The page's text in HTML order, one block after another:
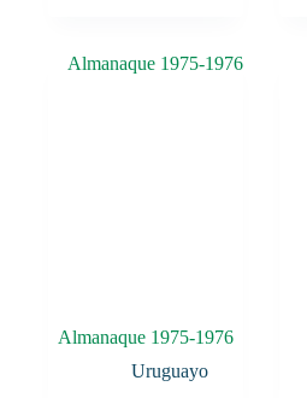
Almanaque 1975-1976
Uruguayo